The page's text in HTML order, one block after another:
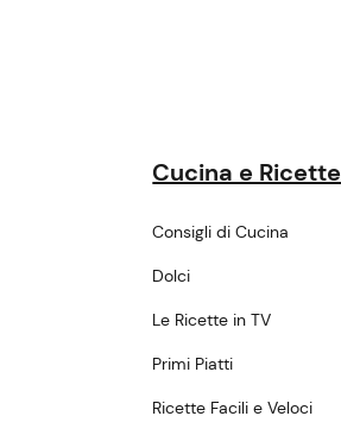
Cucina e Ricette
Consigli di Cucina
Dolci
Le Ricette in TV
Primi Piatti
Ricette Facili e Veloci